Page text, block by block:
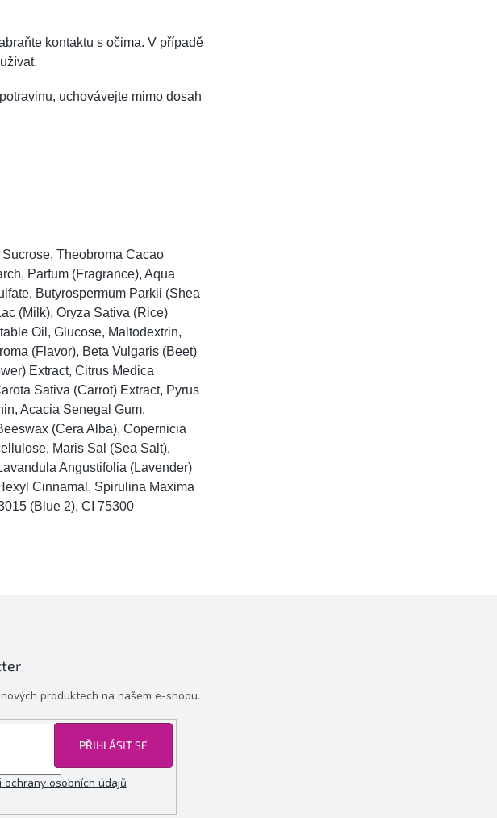
kontaktu s očima. V případě
uchovávejte mimo dosah
Theobroma Cacao
Parfum (Fragrance), Aqua
Butyrospermum Parkii (Shea
(Milk), Oryza Sativa (Rice)
Oil, Glucose, Maltodextrin,
(Flavor), Beta Vulgaris (Beet)
Extract, Citrus Medica
Sativa (Carrot) Extract, Pyrus
Acacia Senegal Gum,
(Cera Alba), Copernicia
Maris Sal (Sea Salt),
Angustifolia (Lavender)
Cinnamal, Spirulina Maxima
(Blue 2), CI 75300
produktech na našem e-shopu.
ochrany osobních údajů
PŘIHLÁSIT SE